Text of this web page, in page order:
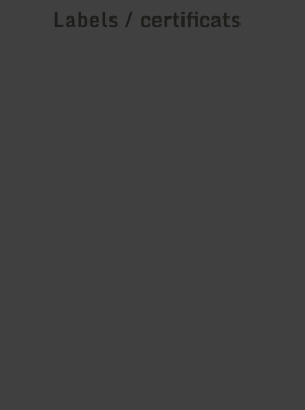
Labels / certificats